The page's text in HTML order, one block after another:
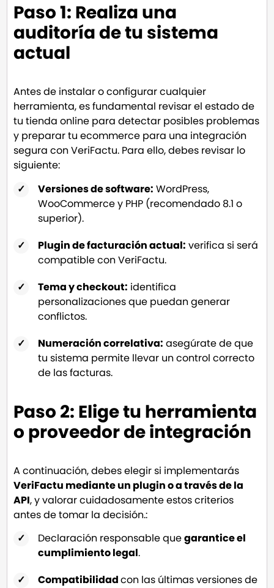
Paso 1: Realiza una
auditoríadetu sistema
actual
Antes de instalar o configurar cualquier
herramienta, es fundamental revisar el estado de
tu tienda online para detectar posibles problemas
y preparar tu ecommerce para una integración
segura con VeriFactu. Para ello, debes revisar lo
siguiente:
Versiones de software: WordPress,
WooCommerce y PHP (recomendado 8.1 o
superior).
Plugin de facturación actual: verifica si será
compatible con VeriFactu.
Tema y checkout: identifica
personalizaciones que puedan generar
conflictos.
Numeración correlativa: asegúrate de que
tu sistema permite llevar un control correcto
de las facturas.
Paso 2: Eligetu herramienta
o proveedor de integración
A continuación, debes elegir si implementarás
VeriFactu mediante un plugin o a través de la
API, y valorar cuidadosamente estos criterios
antes de tomar la decisión.:
Declaración responsable quegarantice el
cumplimiento legal.
Compatibilidadcon las últimas versiones de